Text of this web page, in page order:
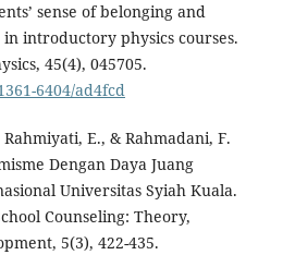
sense of belonging and
introductory physics courses.
45(4), 045705.
6404/ad4fcd
E., & Rahmadani, F.
Dengan Daya Juang
Universitas Syiah Kuala.
Counseling: Theory,
5(3), 422-435.